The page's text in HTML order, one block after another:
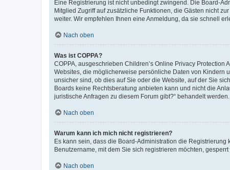
Eine Registrierung ist nicht unbedingt zwingend. Die Board-
Mitglied Zugriff auf zusätzliche Funktionen, die Gästen nicht
weiter. Wir empfehlen Ihnen eine Anmeldung, da sie schnell
Nach oben
Was ist COPPA?
COPPA, ausgeschrieben Children’s Online Privacy
Websites, die möglicherweise persönliche Daten von Kindern
unsicher sind, ob dies auf Sie oder die Website, auf der Sie
Boards keine Rechtsberatung anbieten kann und nicht die
juristische Anfragen zu diesem Forum gibt?“ behandelt werden.
Nach oben
Warum kann ich mich nicht registrieren?
Es kann sein, dass die Board-Administration die
Benutzername, mit dem Sie sich registrieren möchten,
Nach oben